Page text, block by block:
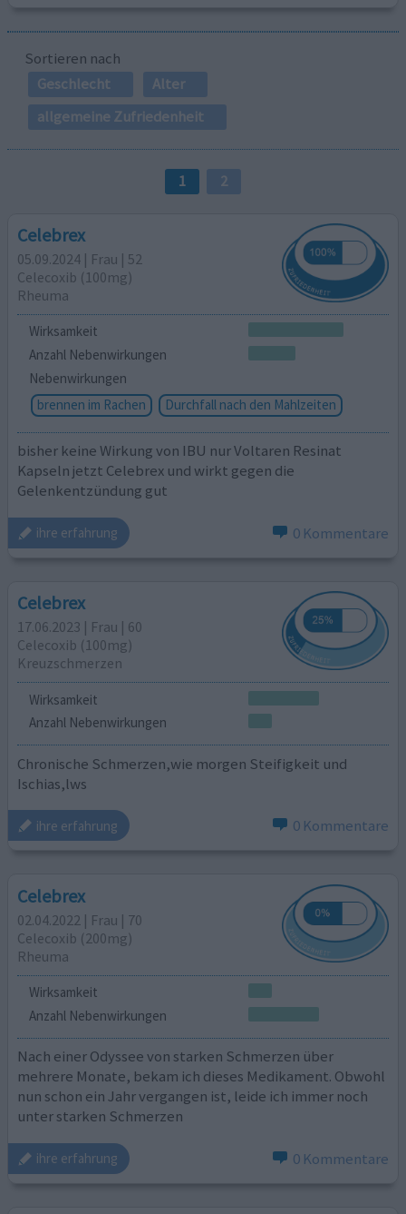
Sortieren nach
Geschlecht
Alter
allgemeine Zufriedenheit
1 2
Celebrex
05.09.2024 | Frau | 52
Celecoxib (100mg)
Rheuma
Wirksamkeit
Anzahl Nebenwirkungen
Nebenwirkungen
brennen im Rachen
Durchfall nach den Mahlzeiten
bisher keine Wirkung von IBU nur Voltaren Resinat
Kapseln jetzt Celebrex und wirkt gegen die
Gelenkentzündung gut
ihre erfahrung 0 Kommentare
Celebrex
17.06.2023 | Frau | 60
Celecoxib (100mg)
Kreuzschmerzen
Wirksamkeit
Anzahl Nebenwirkungen
Chronische Schmerzen,wie morgen Steifigkeit und
Ischias,lws
ihre erfahrung 0 Kommentare
Celebrex
02.04.2022 | Frau | 70
Celecoxib (200mg)
Rheuma
Wirksamkeit
Anzahl Nebenwirkungen
Nach einer Odyssee von starken Schmerzen über
mehrere Monate, bekam ich dieses Medikament. Obwohl
nun schon ein Jahr vergangen ist, leide ich immer noch
unter starken Schmerzen
ihre erfahrung 0 Kommentare